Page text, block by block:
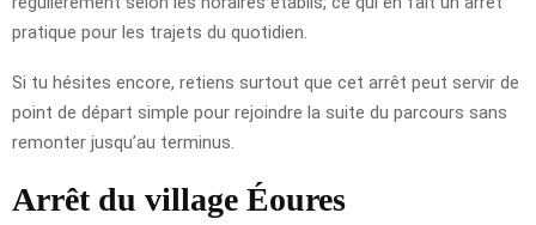
pratique pour les trajets du quotidien.
Si tu hésites encore, retiens surtout que cet arrêt peut servir de
point de départ simple pour rejoindre la suite du parcours sans
remonter jusqu’au terminus.
Arrêt du village Éoures